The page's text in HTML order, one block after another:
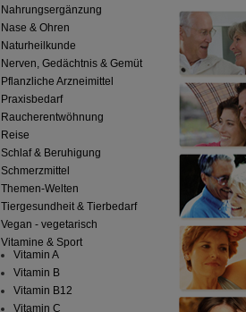
Nahrungsergänzung
Nase & Ohren
Naturheilkunde
Nerven, Gedächtnis & Gemüt
Pflanzliche Arzneimittel
Praxisbedarf
Raucherentwöhnung
Reise
Schlaf & Beruhigung
Schmerzmittel
Themen-Welten
Tiergesundheit & Tierbedarf
Vegan - vegetarisch
Vitamine & Sport
Vitamin A
Vitamin B
Vitamin B12
Vitamin C